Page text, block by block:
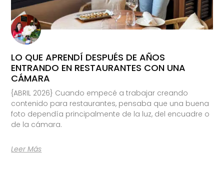
LO QUE APRENDÍ DESPUÉS DE AÑOS
ENTRANDO EN RESTAURANTES CON UNA
CÁMARA
{ABRIL 2026} Cuando empecé a trabajar creando
contenido para restaurantes, pensaba que una buena
foto dependía principalmente de la luz, del encuadre o
de la cámara.
Leer Más